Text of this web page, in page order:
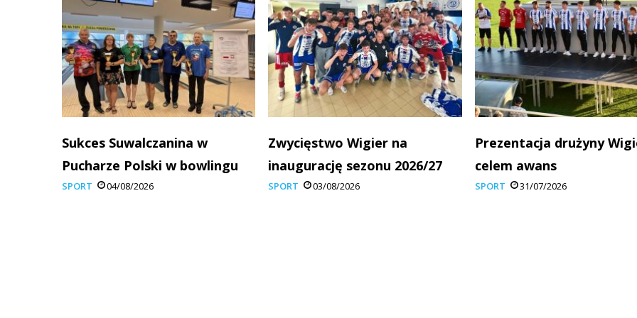
Sukces Suwalczanina w
Pucharze Polski w bowlingu
SPORT 04/08/2026
Zwycięstwo Wigier na
inaugurację sezonu 2026/27
SPORT 03/08/2026
Prezentacja drużyny
celem awans
SPORT 31/07/2026